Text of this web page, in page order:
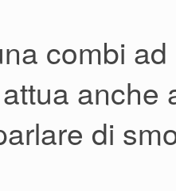
rispetto a
musica.
combi
anche
di